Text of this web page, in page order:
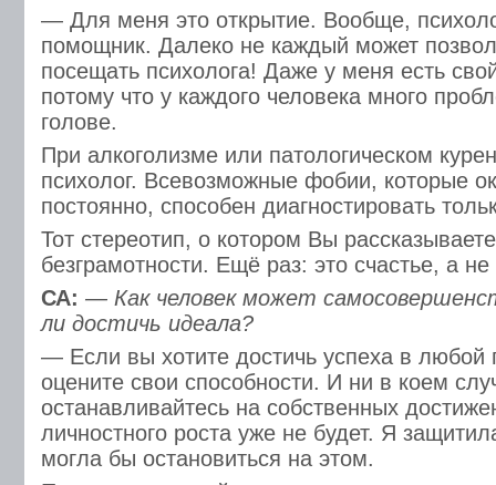
— Для меня это открытие. Вообще,
помощник. Далеко не каждый может
посещать психолога! Даже у меня есть
потому что у каждого человека много
голове.
При алкоголизме или патологическом
психолог. Всевозможные фобии, которые
постоянно, способен диагностировать
Тот стереотип, о котором Вы
безграмотности. Ещё раз: это счастье, а не
СА: — Как человек может
ли достичь идеала?
— Если вы хотите достичь успеха в любой
оцените свои способности. И ни в коем
останавливайтесь на собственных
личностного роста уже не будет. Я
могла бы остановиться на этом.